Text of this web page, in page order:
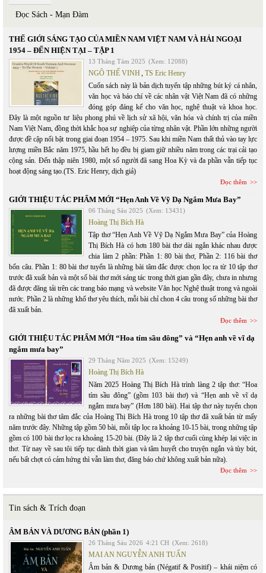
Đọc Sách - Mạn Đàm
THẾ GIỚI SÁNG TẠO CỦA MIỀN NAM VIỆT NAM VÀ HẢI NGOẠI
1954 – ĐẾN HIỆN TẠI – TẬP 1
13 Tháng Tám 2025 (Xem: 12088)
NGÔ THẾ VINH, TS Eric Henry
Cuốn sách này là bản dịch tuyển tập những bút ký cá nhân,
văn học và báo chí về các nhân vật Việt Nam đã có những
đóng góp đáng kể cho văn học, nghệ thuật và khoa học.
Đây là một nguồn tư liệu phong phú về lịch sử xã hội, văn hóa và chính trị của miền
Nam Việt Nam, đồng thời khắc họa sự nghiệp của từng nhân vật. Phần lớn những người
được đề cập nổi bật trong giai đoạn 1954 – 1975. Sau khi miền Nam thất thủ vào tay lực
lượng miền Bắc năm 1975, hầu hết họ đều bị giam giữ nhiều năm trong các trại cải tạo
cộng sản. Đến thập niên 1980, một số người đã sang Hoa Kỳ và đa phần vẫn tiếp tục
hoạt động sáng tạo.(TS. Eric Henry, dịch giả)
Đọc thêm
GIỚI THIỆU TÁC PHẨM MỚI “Hẹn Anh Về Vỹ Dạ Ngắm Mưa Bay”
06 Tháng Sáu 2025 (Xem: 13431)
Hoàng Thị Bích Hà
Tập thơ “Hẹn Anh Về Vỹ Dạ Ngắm Mưa Bay” của Hoàng
Thị Bích Hà có hơn 180 bài thơ dài ngắn khác nhau được
chia làm 2 phần: Phần 1: 80 bài thơ, Phần 2: 116 bài thơ
bốn câu. Phần 1: 80 bài thơ tuyển là những bài tâm đắc được chọn lọc ra từ 10 tập thơ
trước đã xuất bản và một số bài thơ mới sáng tác trong thời gian gần đây, chưa in nhưng
đã được đăng tải trên các trang báo mạng và website Văn học Nghệ thuật trong và ngoài
nước. Phần 2 là những khổ thơ yêu thích, mỗi bài chỉ chon 4 câu trong số những bài thơ
đã xuất bản.
Đọc thêm
GIỚI THIỆU TÁC PHẨM MỚI “Hoa tím sầu đông” và “Hẹn anh về vĩ dạ
ngắm mưa bay”
29 Tháng Năm 2025 (Xem: 15249)
Hoàng Thị Bích Hà
Năm 2025 Hoàng Thị Bích Hà trình làng 2 tập thơ: “Hoa
tím sầu đông” (gồm 103 bài thơ) và “Hẹn anh về vĩ dạ
ngắm mưa bay” (Hơn 180 bài). Hai tập thơ này tuyển chọn
ra những bài thơ tâm đắc của Hoàng Thị Bích Hà trong 10 tập thơ đã xuất bản từ mấy
năm trước đây. Những tập gồm 50 bài, mỗi tập lọc ra khoảng 10-15 bài, trong những tập
gồm có 100 bài thơ lọc ra khoảng 15-20 bài. (Đây là 2 tập thơ cuối cùng khép lại việc in
thơ. Từ nay về sau tôi tiếp tục dành thời gian và tâm huyết cho truyện ngắn và tùy bút,
nếu bất chợt có cảm hứng thì vẫn làm thơ, đăng báo chứ không xuất bản nữa).
Đọc thêm
Tin sách & Trích đoạn
ÂM BẢN VÀ DƯƠNG BẢN (phần 1)
26 Tháng Sáu 2026 4:21 CH (Xem: 2618)
MAI AN NGUYỄN ANH TUẤN
Âm bản & Dương bản (Négatif & Positif) – khái niệm có